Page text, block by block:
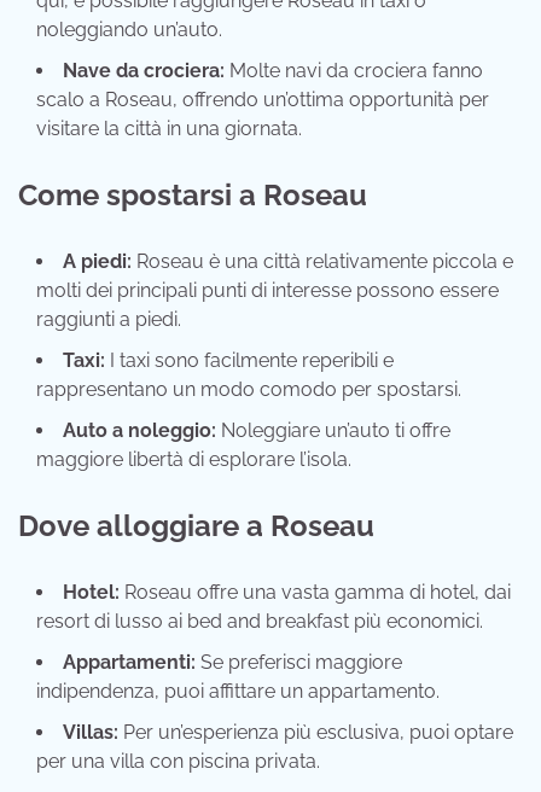
noleggiando un’auto.
Nave da crociera: Molte navi da crociera fanno
scalo a Roseau, offrendo un’ottima opportunità per
visitare la città in una giornata.
Come spostarsi a Roseau
A piedi: Roseau è una città relativamente piccola e
molti dei principali punti di interesse possono essere
raggiunti a piedi.
Taxi: I taxi sono facilmente reperibili e
rappresentano un modo comodo per spostarsi.
Auto a noleggio: Noleggiare un’auto ti offre
maggiore libertà di esplorare l’isola.
Dove alloggiare a Roseau
Hotel: Roseau offre una vasta gamma di hotel, dai
resort di lusso ai bed and breakfast più economici.
Appartamenti: Se preferisci maggiore
indipendenza, puoi affittare un appartamento.
Villas: Per un’esperienza più esclusiva, puoi optare
per una villa con piscina privata.